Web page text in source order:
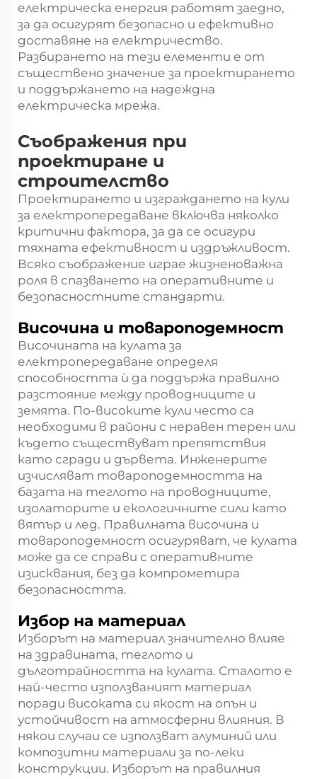
електрическа енергия работят заедно,
за да осигурят безопасно и ефективно
доставяне на електричество.
Разбирането на тези елементи е от
съществено значение за проектирането
и поддържането на надеждна
електрическа мрежа.
Съображения при
проектиране и
строителство
Проектирането и изграждането на кули
за електропередаване включва няколко
критични фактора, за да се осигури
тяхната ефективност и издръжливост.
Всяко съображение играе жизненоважна
роля в спазването на оперативните и
безопасностните стандарти.
Височина и товароподемност
Височината на кулата за
електропередаване определя
способността ѝ да поддържа правилно
разстояние между проводниците и
земята. По-високите кули често са
необходими в райони с неравен терен или
където съществуват препятствия
като сгради и дървета. Инженерите
изчисляват товароподемността на
базата на теглото на проводниците,
изолаторите и екологичните сили като
вятър и лед. Правилната височина и
товароподемност осигуряват, че кулата
може да се справи с оперативните
изисквания, без да компрометира
безопасността.
Избор на материал
Изборът на материал значително влияе
на здравината, теглото и
дълготрайността на кулата. Сталото е
най-често използваният материал
поради високата си якост на опън и
устойчивост на атмосферни влияния. В
някои случаи се използват алуминий или
композитни материали за по-леки
конструкции. Изборът на правилния